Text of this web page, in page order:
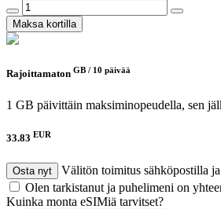
Maksa kortilla
Rajoittamaton GB / 10 päivää
1 GB päivittäin maksiminopeudella, sen
33.83 EUR
Osta nyt
Välitön toimitus sähköpostilla
Olen tarkistanut ja puhelimeni on
Kuinka monta eSIMiä tarvitset?